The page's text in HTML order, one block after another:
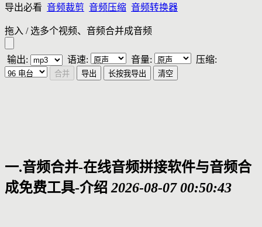
导出必看 音频裁剪 音频压缩 音频转换器
拖入 / 选多个视频、音频合并成音频
输出: 语速: 音量: 压缩:
合并 导出 长按我导出 清空
一.音频合并-在线音频拼接软件与音频合
成免费工具-介绍 2026-08-07 00:50:43